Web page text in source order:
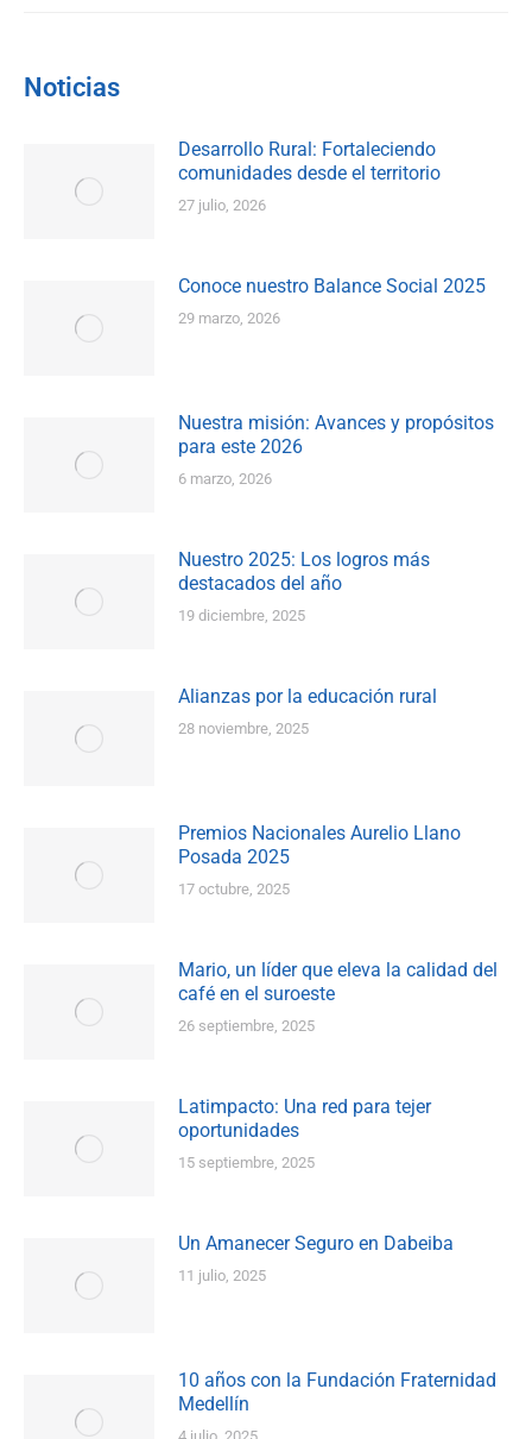
Noticias
Desarrollo Rural: Fortaleciendo
comunidades desde el territorio
27 julio, 2026
Conoce nuestro Balance Social 2025
29 marzo, 2026
Nuestra misión: Avances y propósitos
para este 2026
6 marzo, 2026
Nuestro 2025: Los logros más
destacados del año
19 diciembre, 2025
Alianzas por la educación rural
28 noviembre, 2025
Premios Nacionales Aurelio Llano
Posada 2025
17 octubre, 2025
Mario, un líder que eleva la calidad del
café en el suroeste
26 septiembre, 2025
Latimpacto: Una red para tejer
oportunidades
15 septiembre, 2025
Un Amanecer Seguro en Dabeiba
11 julio, 2025
10 años con la Fundación Fraternidad
Medellín